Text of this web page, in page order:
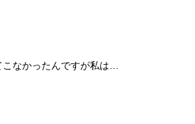
なかったんですが私は…